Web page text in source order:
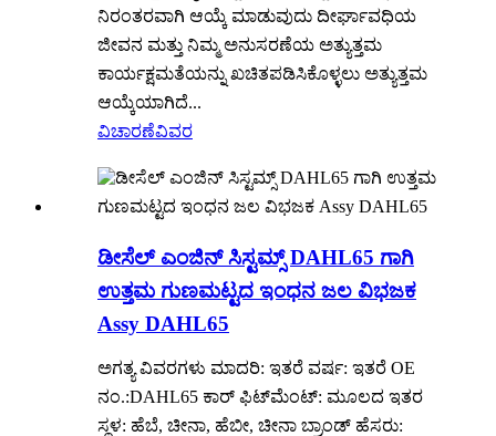
ನಿರಂತರವಾಗಿ ಆಯ್ಕೆ ಮಾಡುವುದು ದೀರ್ಘಾವಧಿಯ
ಜೀವನ ಮತ್ತು ನಿಮ್ಮ ಅನುಸರಣೆಯ ಅತ್ಯುತ್ತಮ
ಕಾರ್ಯಕ್ಷಮತೆಯನ್ನು ಖಚಿತಪಡಿಸಿಕೊಳ್ಳಲು ಅತ್ಯುತ್ತಮ
ಆಯ್ಕೆಯಾಗಿದೆ...
ವಿಚಾರಣೆವಿವರ
ಡೀಸೆಲ್ ಎಂಜಿನ್ ಸಿಸ್ಟಮ್ಸ್ DAHL65 ಗಾಗಿ
ಉತ್ತಮ ಗುಣಮಟ್ಟದ ಇಂಧನ ಜಲ ವಿಭಜಕ
Assy DAHL65
ಅಗತ್ಯ ವಿವರಗಳು ಮಾದರಿ: ಇತರೆ ವರ್ಷ: ಇತರೆ OE
ನಂ.:DAHL65 ಕಾರ್ ಫಿಟ್‌ಮೆಂಟ್: ಮೂಲದ ಇತರ
ಸ್ಥಳ: ಹೆಬೆ, ಚೀನಾ, ಹೆಬೀ, ಚೀನಾ ಬ್ರಾಂಡ್ ಹೆಸರು: